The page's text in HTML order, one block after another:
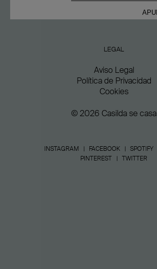
LEGAL
Aviso Legal
Política de Privacidad
Cookies
© 2026 Casilda se casa
INSTAGRAM FACEBOOK SPOTIFY
PINTEREST
TWITTER